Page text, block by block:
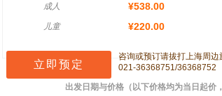
成人 ¥538.00
儿童 ¥220.00
咨询或预订请拔打上海周边
021-36368751/36368752
出发日期与价格 （以下价格均为当日起价